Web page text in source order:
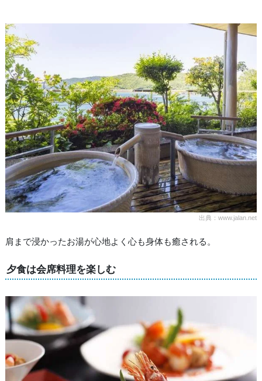
出典：www.jalan.net
肩まで浸かったお湯が心地よく心も身体も癒される。
夕食は会席料理を楽しむ